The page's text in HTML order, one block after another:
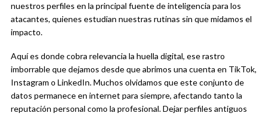
nuestros perfiles en la principal fuente de inteligencia para los
atacantes, quienes estudian nuestras rutinas sin que midamos el
impacto.
Aquí es donde cobra relevancia la huella digital, ese rastro
imborrable que dejamos desde que abrimos una cuenta en TikTok,
Instagram o LinkedIn. Muchos olvidamos que este conjunto de
datos permanece en internet para siempre, afectando tanto la
reputación personal como la profesional. Dejar perfiles antiguos